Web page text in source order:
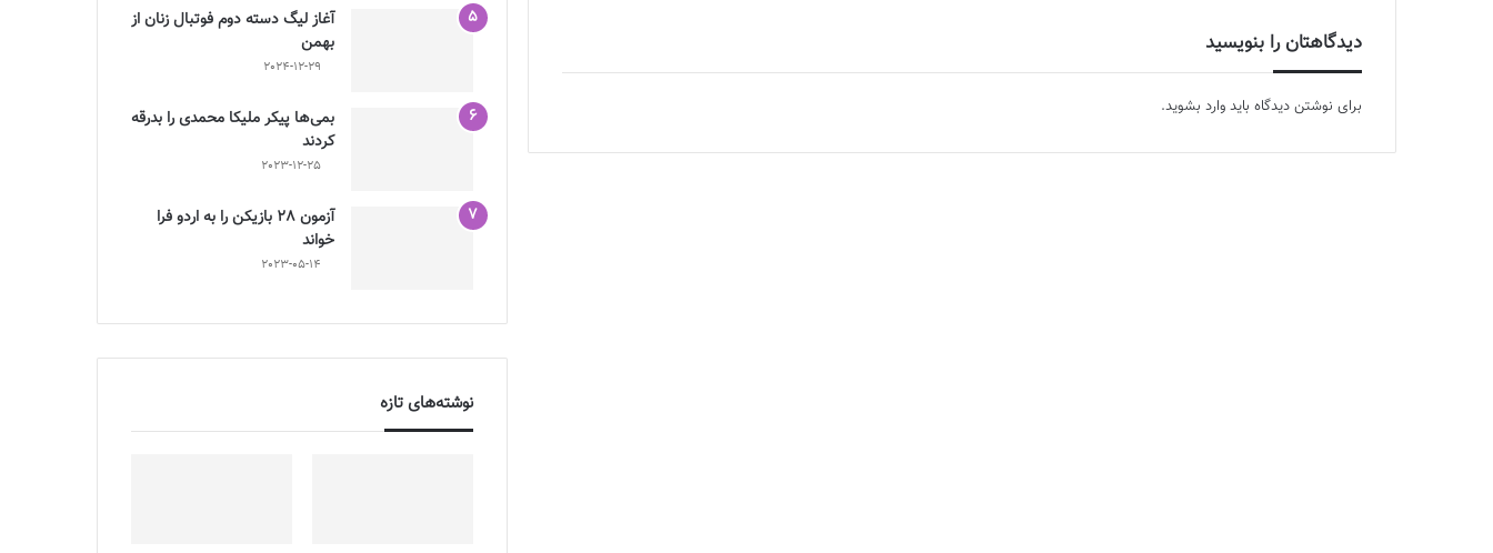
دیدگاهتان را بنویسید
برای نوشتن دیدگاه باید وارد بشوید.
آغاز لیگ دسته دوم فوتبال زنان از
بهمن
2024-12-29
بمی‌ها پیکر ملیکا محمدی را بدرقه
کردند
2023-12-25
آزمون 28 بازیکن را به اردو فرا
خواند
2023-05-14
نوشته‌های تازه